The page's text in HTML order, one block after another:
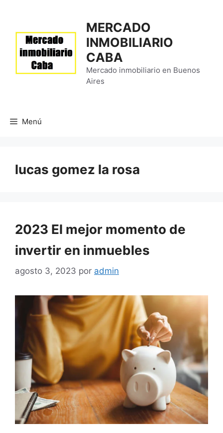
contenido
MERCADO
INMOBILIARIO
CABA
Mercado inmobiliario en Buenos
Aires
Menú
lucas gomez la rosa
2023 El mejor momento de
invertir en inmuebles
agosto 3, 2023 por admin